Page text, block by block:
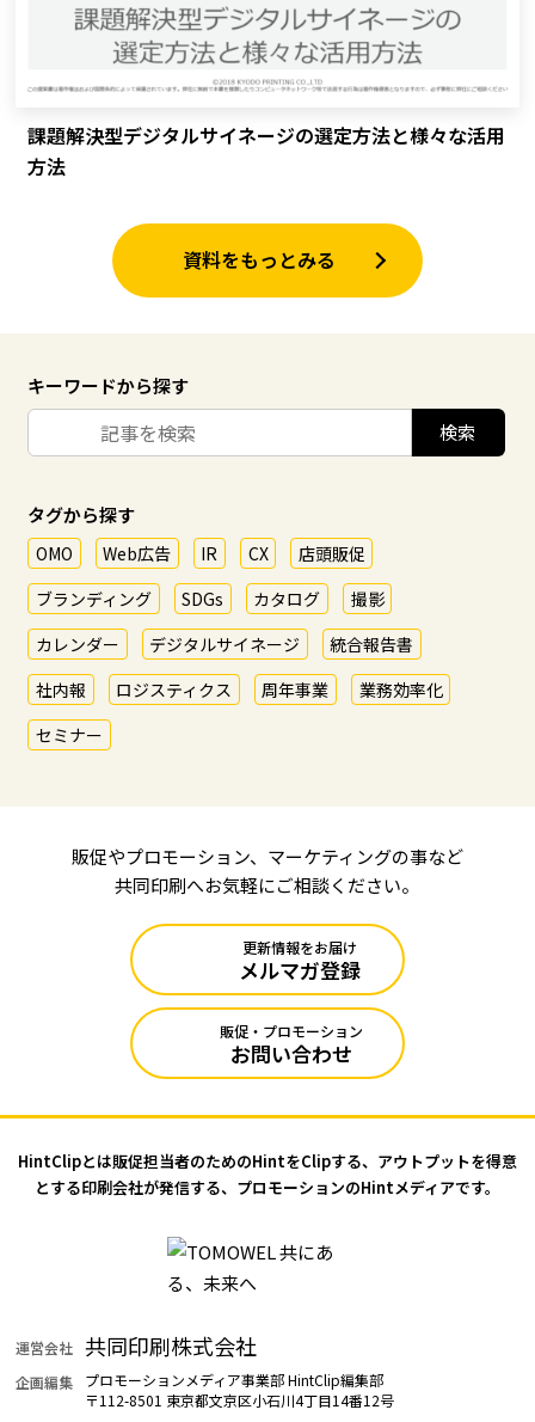
課題解決型デジタルサイネージの選定方法と様々な活用
方法
資料をもっとみる
キーワードから探す
タグから探す
OMO Web広告 IR CX
店頭販促
ブランディング
SDGs カタログ
撮影
カレンダー
デジタルサイネージ
統合報告書
社内報
ロジスティクス 周年事業
業務効率化
セミナー
販促やプロモーション、マーケティングの事など
共同印刷へお気軽にご相談ください。
更新情報をお届け
メルマガ登録
販促・プロモーション
お問い合わせ
HintClipとは販促担当者のためのHintをClipする、アウトプットを得意
とする印刷会社が発信する、プロモーションのHintメディアです。
運営会社 共同印刷株式会社
企画編集
プロモーションメディア事業部 HintClip編集部
〒112-8501 東京都文京区小石川4丁目14番12号